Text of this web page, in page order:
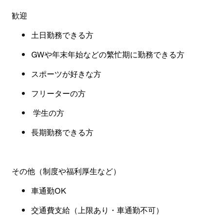
歓迎
土日勤務できる方
GWや年末年始などの繁忙期に勤務できる方
スポーツが好きな方
フリーターの方
学生の方
長期勤務できる方
その他（制度や福利厚生など）
車通勤OK
交通費支給（上限あり・ 車通勤不可）